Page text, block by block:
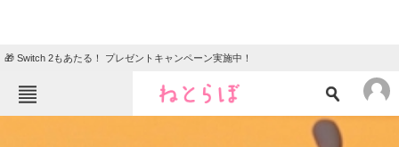
🎁 Switch 2もあたる！ プレゼントキャンペーン実施中！